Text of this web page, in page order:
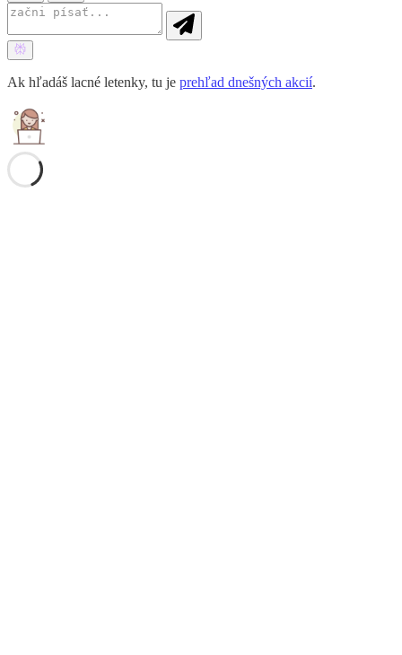
Ak hľadáš lacné letenky, tu je prehľad dnešných akcií.